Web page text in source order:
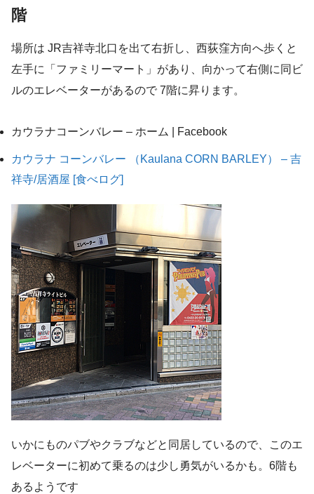
階
場所は JR吉祥寺北口を出て右折し、西荻窪方向へ歩くと
左手に「ファミリーマート」があり、向かって右側に同ビ
ルのエレベーターがあるので 7階に昇ります。
カウラナコーンバレー – ホーム | Facebook
カウラナ コーンバレー （Kaulana CORN BARLEY） – 吉
祥寺/居酒屋 [食べログ]
いかにものパブやクラブなどと同居しているので、このエ
レベーターに初めて乗るのは少し勇気がいるかも。6階も
あるようです